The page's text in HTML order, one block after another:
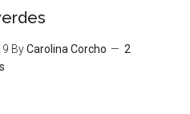
ByCarolina Corcho
2